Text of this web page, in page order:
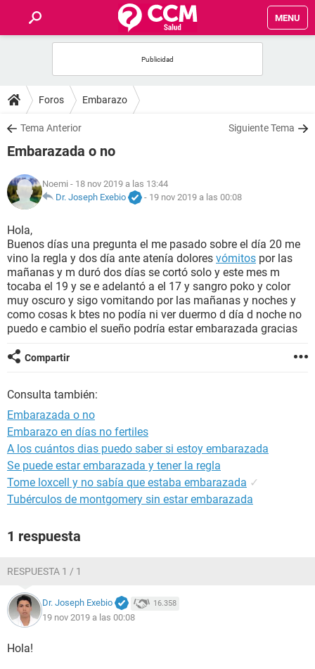
MENU
FOROS
SALUD
NUTRICIÓN
BIENESTAR
SEXUALIDAD
GLOSARIO
Foros Embarazo
Tema Anterior Siguiente Tema
Embarazada o no
Noemi - 18 nov 2019 a las 13:44
Dr. Joseph Exebio
- 19 nov 2019 a las 00:08
Hola,
Buenos días una pregunta el me pasado sobre el día 20 me
vino la regla y dos día ante atenía dolores vómitos por las
mañanas y m duró dos días se cortó solo y este mes m
tocaba el 19 y se e adelantó a el 17 y sangro poko y color
muy oscuro y sigo vomitando por las mañanas y noches y
como cosas k btes no podía ni ver duermo d día d noche no
puedo e cambio el sueño podría estar embarazada gracias
Compartir
Consulta también:
Embarazada o no
Embarazo en días no fertiles
A los cuántos dias puedo saber si estoy embarazada
Se puede estar embarazada y tener la regla
Tome loxcell y no sabía que estaba embarazada ✓
Tubérculos de montgomery sin estar embarazada
1 respuesta
RESPUESTA 1 / 1
Dr. Joseph Exebio 16.358
19 nov 2019 a las 00:08
Hola!